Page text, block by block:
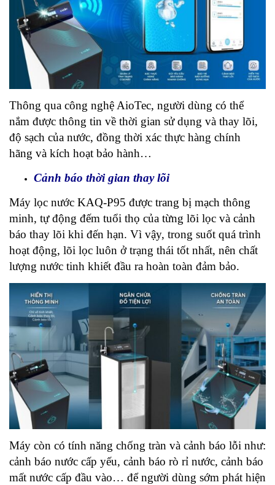
Thông qua công nghệ AioTec, người dùng có thể
nắm được thông tin về thời gian sử dụng và thay lõi,
độ sạch của nước, đồng thời xác thực hàng chính
hãng và kích hoạt bảo hành…
Cảnh báo thời gian thay lõi
Máy lọc nước KAQ-P95 được trang bị mạch thông
minh, tự động đếm tuổi thọ của từng lõi lọc và cảnh
báo thay lõi khi đến hạn. Vì vậy, trong suốt quá trình
hoạt động, lõi lọc luôn ở trạng thái tốt nhất, nên chất
lượng nước tinh khiết đầu ra hoàn toàn đảm bảo.
Máy còn có tính năng chống tràn và cảnh báo lỗi như:
cảnh báo nước cấp yếu, cảnh báo rò rỉ nước, cảnh báo
mất nước cấp đầu vào… để người dùng sớm phát hiện